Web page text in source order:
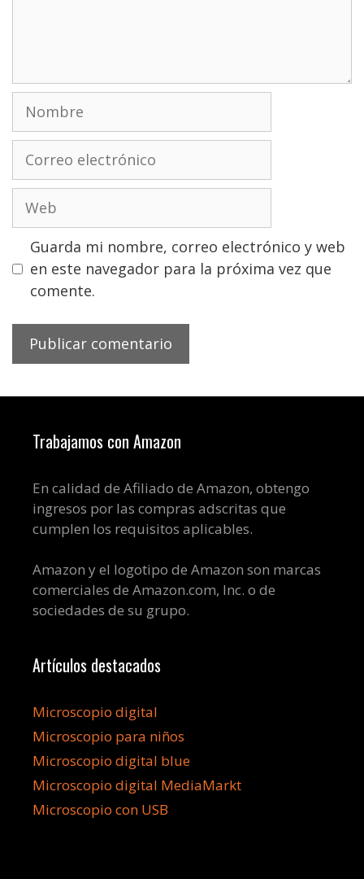
Nombre
electrónico
Guarda mi nombre, correo electrónico y web
en este navegador para la próxima vez que
comente.
Trabajamos con Amazon
En calidad de Afiliado de Amazon, obtengo
ingresos por las compras adscritas que
cumplen los requisitos aplicables.
Amazon y el logotipo de Amazon son marcas
comerciales de Amazon.com, Inc. o de
sociedades de su grupo.
Artículos destacados
Microscopio digital
Microscopio para niños
Microscopio digital blue
Microscopio digital MediaMarkt
Microscopio con USB